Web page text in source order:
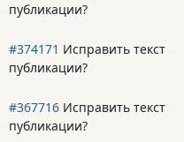
публикации?
#374171 Исправить текст
публикации?
#367716 Исправить текст
публикации?